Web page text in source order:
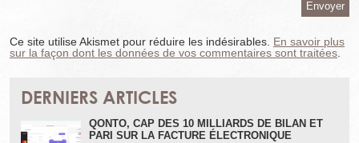
Ce site utilise Akismet pour réduire les indésirables. En savoir plus
sur la façon dont les données de vos commentaires sont traitées
DERNIERS ARTICLES
QONTO, CAP DES 10 MILLIARDS DE BILAN ET
PARI SUR LA FACTURE ÉLECTRONIQUE